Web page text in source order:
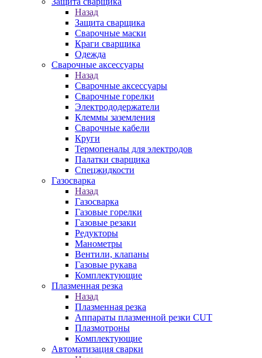
Назад
Защита сварщика
Сварочные маски
Краги сварщика
Одежда
Сварочные аксессуары
Назад
Сварочные аксессуары
Сварочные горелки
Электрододержатели
Клеммы заземления
Сварочные кабели
Круги
Термопеналы для электродов
Палатки сварщика
Спецжидкости
Газосварка
Назад
Газосварка
Газовые горелки
Газовые резаки
Редукторы
Манометры
Вентили, клапаны
Газовые рукава
Комплектующие
Плазменная резка
Назад
Плазменная резка
Аппараты плазменной резки CUT
Плазмотроны
Комплектующие
Автоматизация сварки